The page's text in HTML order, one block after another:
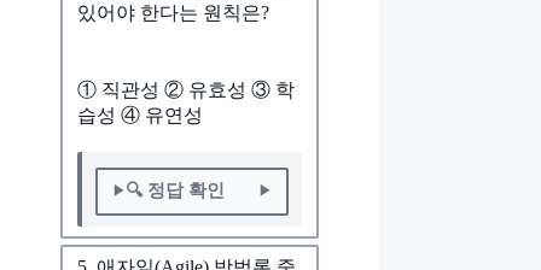
있어야 한다는 원칙은?
① 직관성 ② 유효성 ③ 학
습성 ④ 유연성
🔍 정답 확인